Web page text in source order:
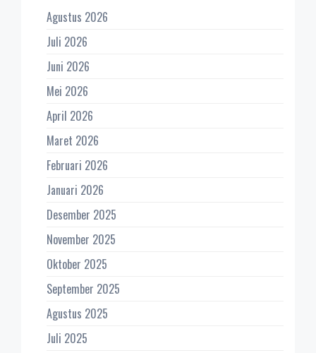
Agustus 2026
Juli 2026
Juni 2026
Mei 2026
April 2026
Maret 2026
Februari 2026
Januari 2026
Desember 2025
November 2025
Oktober 2025
September 2025
Agustus 2025
Juli 2025